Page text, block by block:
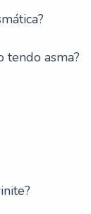
tendo asma?